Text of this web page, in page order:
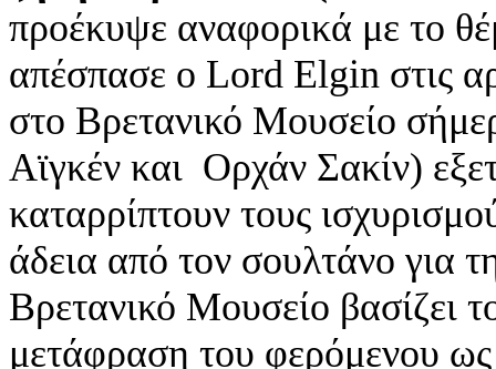
προέκυψε αναφορικά με το
απέσπασε ο Lord Elgin στις
στο Βρετανικό Μουσείο
Αϊγκέν και Ορχάν Σακίν)
καταρρίπτουν τους
άδεια από τον σουλτάνο για
Βρετανικό Μουσείο βασίζει
μετάφραση του φερόμενου